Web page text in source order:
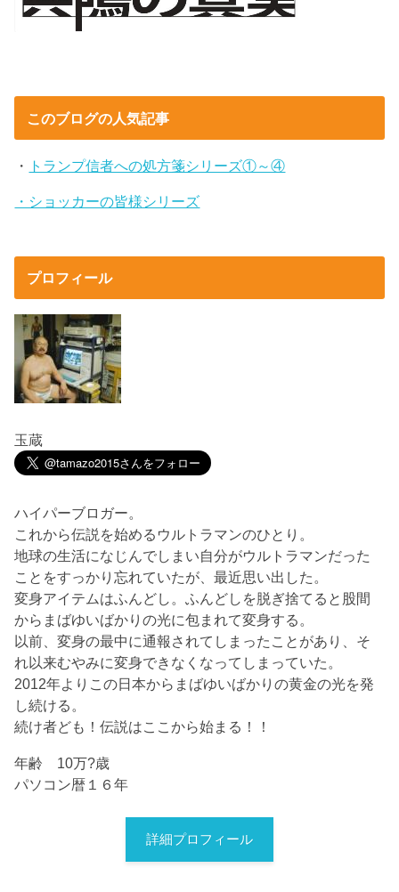
このブログの人気記事
・ トランプ信者への処方箋シリーズ①～④
・ショッカーの皆様シリーズ
プロフィール
玉蔵
ハイパーブロガー。
これから伝説を始めるウルトラマンのひとり。
地球の生活になじんでしまい自分がウルトラマンだった
ことをすっかり忘れていたが、最近思い出した。
変身アイテムはふんどし。ふんどしを脱ぎ捨てると股間
からまばゆいばかりの光に包まれて変身する。
以前、変身の最中に通報されてしまったことがあり、そ
れ以来むやみに変身できなくなってしまっていた。
2012年よりこの日本からまばゆいばかりの黄金の光を発
し続ける。
続け者ども！伝説はここから始まる！！
年齢 10万?歳
パソコン暦１６年
詳細プロフィール